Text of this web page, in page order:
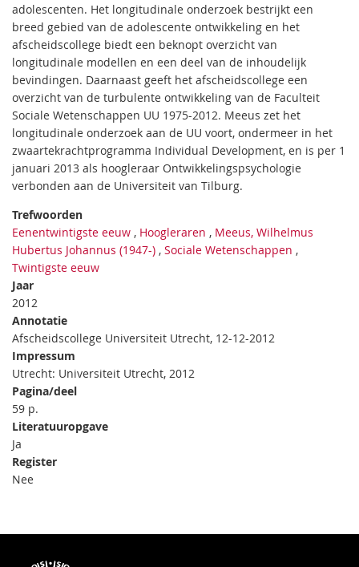
adolescenten. Het longitudinale onderzoek bestrijkt een
breed gebied van de adolescente ontwikkeling en het
afscheidscollege biedt een beknopt overzicht van
longitudinale modellen en een deel van de inhoudelijk
bevindingen. Daarnaast geeft het afscheidscollege een
overzicht van de turbulente ontwikkeling van de Faculteit
Sociale Wetenschappen UU 1975-2012. Meeus zet het
longitudinale onderzoek aan de UU voort, ondermeer in het
zwaartekrachtprogramma Individual Development, en is per 1
januari 2013 als hoogleraar Ontwikkelingspsychologie
verbonden aan de Universiteit van Tilburg.
Trefwoorden
Eenentwintigste eeuw , Hoogleraren , Meeus, Wilhelmus
Hubertus Johannus (1947-) , Sociale Wetenschappen ,
Twintigste eeuw
Jaar
2012
Annotatie
Afscheidscollege Universiteit Utrecht, 12-12-2012
Impressum
Utrecht: Universiteit Utrecht, 2012
Pagina/deel
59 p.
Literatuuropgave
Ja
Register
Nee